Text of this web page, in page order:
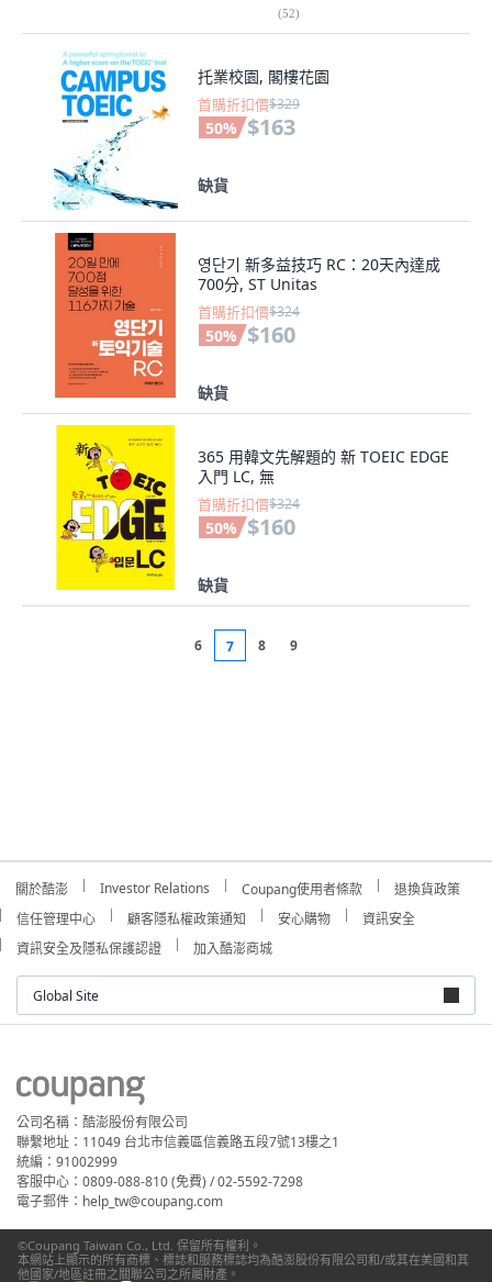
(52)
托業校園, 閣樓花園
首購折扣價$329
50% $163
缺貨
영단기 新多益技巧 RC：20天內達成
700分, ST Unitas
首購折扣價$324
50% $160
缺貨
365 用韓文先解題的 新 TOEIC EDGE
入門 LC, 無
首購折扣價$324
50% $160
缺貨
6 7 8 9
關於酷澎 Investor Relations Coupang使用者條款
退換貨政策
信任管理中心
顧客隱私權政策通知 安心購物
資訊安全
資訊安全及隱私保護認證
加入酷澎商城
Global Site
公司名稱：酷澎股份有限公司
聯繫地址：11049 台北市信義區信義路五段7號13樓之1
統編：91002999
客服中心：0809-088-810 (免費) / 02-5592-7298
電子郵件：help_tw@coupang.com
©Coupang Taiwan Co., Ltd. 保留所有權利。
本網站上顯示的所有商標、標誌和服務標誌均為酷澎股份有限公司和/或其在美國和其
他國家/地區註冊之關聯公司之所屬財產。